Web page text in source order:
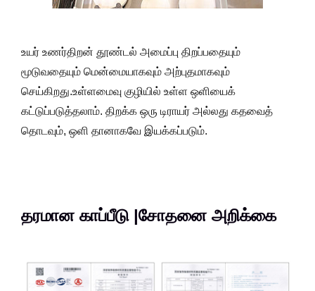
உயர் உணர்திறன் தூண்டல் அமைப்பு திறப்பதையும்
மூடுவதையும் மென்மையாகவும் அற்புதமாகவும்
செய்கிறது.உள்ளமைவு குழியில் உள்ள ஒளியைக்
கட்டுப்படுத்தலாம். திறக்க ஒரு டிராயர் அல்லது கதவைத்
தொடவும், ஒளி தானாகவே இயக்கப்படும்.
தரமான காப்பீடு |சோதனை அறிக்கை